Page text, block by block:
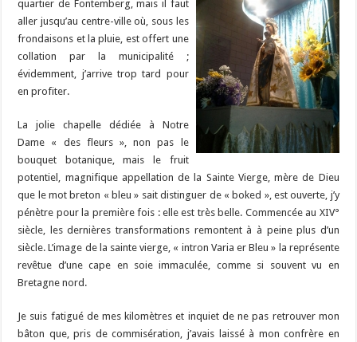
quartier de Fontemberg, mais il faut
aller jusqu’au centre-ville où, sous les
frondaisons et la pluie, est offert une
collation par la municipalité ;
évidemment, j’arrive trop tard pour
en profiter.
La jolie chapelle dédiée à Notre
Dame « des fleurs », non pas le
bouquet botanique, mais le fruit
potentiel, magnifique appellation de la Sainte Vierge, mère de Dieu
que le mot breton « bleu » sait distinguer de « boked », est ouverte, j’y
pénètre pour la première fois : elle est très belle. Commencée au XIV°
siècle, les dernières transformations remontent à à peine plus d’un
siècle. L’image de la sainte vierge, « intron Varia er Bleu » la représente
revêtue d’une cape en soie immaculée, comme si souvent vu en
Bretagne nord.
Je suis fatigué de mes kilomètres et inquiet de ne pas retrouver mon
bâton que, pris de commisération, j’avais laissé à mon confrère en